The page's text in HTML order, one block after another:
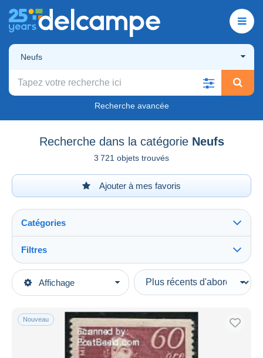
Neufs
Recherche avancée
Recherche dans la catégorie Neufs
3 721 objets trouvés
Ajouter à mes favoris
Affichage
Catégories
Catégories principales
Europe
Filtres
Types de vente
En cours
Prix fixes
Enchères avec offres
Enchères sans offres
Nouveau